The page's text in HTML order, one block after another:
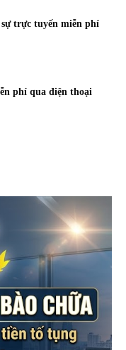
trực tuyến miễn phí
phí qua điện thoại